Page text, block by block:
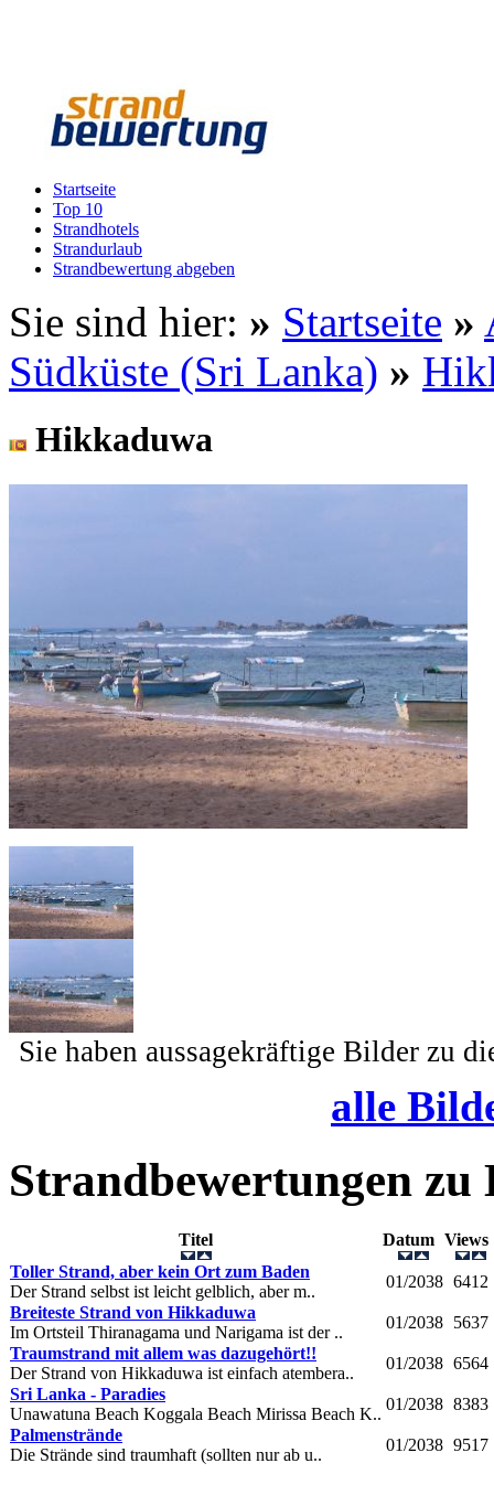
Startseite
Top 10
Strandhotels
Strandurlaub
Strandbewertung abgeben
Sie sind hier: » Startseite »
Südküste (Sri Lanka) »
Hikkaduwa
Sie haben aussagekräftige Bilder zu
alle
Strandbewertungen zu
Titel Datum
Toller Strand, aber kein Ort zum Baden
Der Strand selbst ist leicht gelblich, aber m..
01/2038 6412
Breiteste Strand von Hikkaduwa
Im Ortsteil Thiranagama und Narigama ist der ..
01/2038 5637
Traumstrand mit allem was dazugehört!!
Der Strand von Hikkaduwa ist einfach atembera..
01/2038 6564
Sri Lanka - Paradies
Unawatuna Beach Koggala Beach Mirissa Beach K..
01/2038 8383
Palmenstrände
Die Strände sind traumhaft (sollten nur ab u..
01/2038 9517